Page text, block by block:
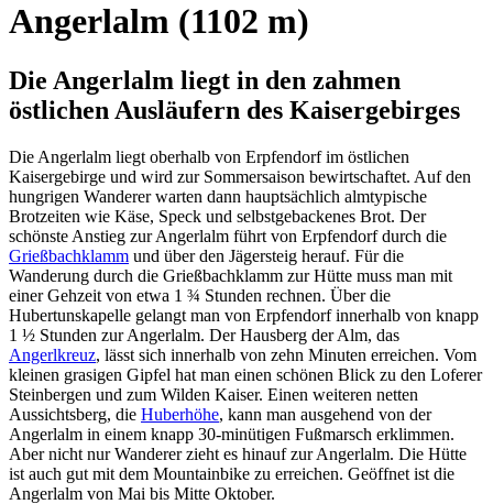
Angerlalm (1102 m)
Die Angerlalm liegt in den zahmen
östlichen Ausläufern des Kaisergebirges
Die Angerlalm liegt oberhalb von Erpfendorf im östlichen
Kaisergebirge und wird zur Sommersaison bewirtschaftet. Auf den
hungrigen Wanderer warten dann hauptsächlich almtypische
Brotzeiten wie Käse, Speck und selbstgebackenes Brot. Der
schönste Anstieg zur Angerlalm führt von Erpfendorf durch die
Grießbachklamm und über den Jägersteig herauf. Für die
Wanderung durch die Grießbachklamm zur Hütte muss man mit
einer Gehzeit von etwa 1 ¾ Stunden rechnen. Über die
Hubertunskapelle gelangt man von Erpfendorf innerhalb von knapp
1 ½ Stunden zur Angerlalm. Der Hausberg der Alm, das
Angerlkreuz, lässt sich innerhalb von zehn Minuten erreichen. Vom
kleinen grasigen Gipfel hat man einen schönen Blick zu den Loferer
Steinbergen und zum Wilden Kaiser. Einen weiteren netten
Aussichtsberg, die Huberhöhe, kann man ausgehend von der
Angerlalm in einem knapp 30-minütigen Fußmarsch erklimmen.
Aber nicht nur Wanderer zieht es hinauf zur Angerlalm. Die Hütte
ist auch gut mit dem Mountainbike zu erreichen. Geöffnet ist die
Angerlalm von Mai bis Mitte Oktober.